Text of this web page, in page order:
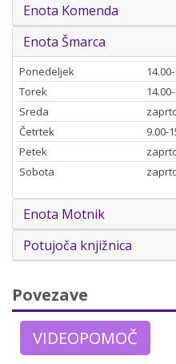
Enota Komenda
Enota Šmarca
Ponedeljek
Torek
Sreda
Četrtek
9.00-
Petek
Sobota
Enota Motnik
Potujoča knjižnica
Povezave
VIDEOPOMOČ